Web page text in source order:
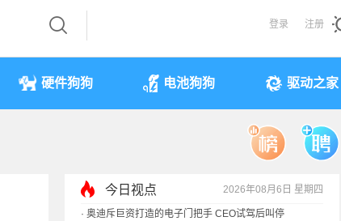
登录 注册
硬件狗狗 电池狗狗 驱动之家
今日视点
2026年08月6日 星期四
奥迪斥巨资打造的电子门把手 CEO试驾后叫停